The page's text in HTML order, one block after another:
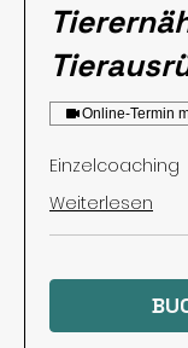
Online-Termin
Einzelcoaching
Weiterlesen